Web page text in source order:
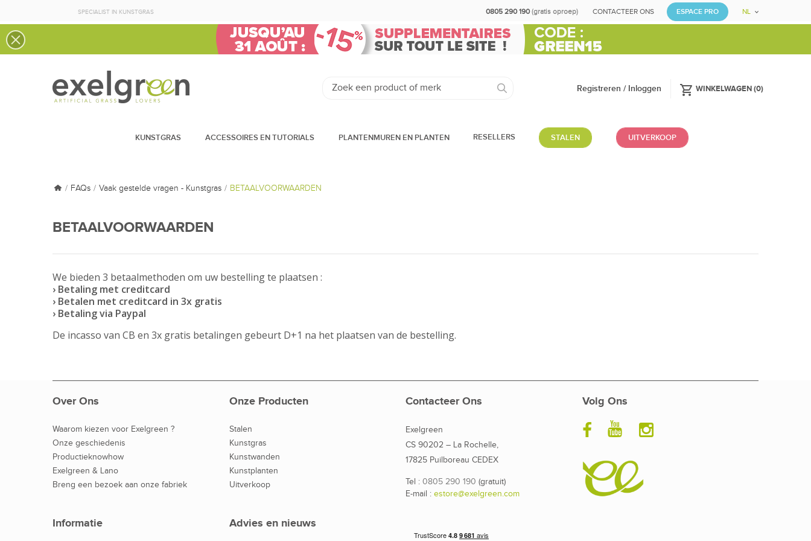
SPECIALIST IN KUNSTGRAS ESPACE PRO
CONTACTEER ONS
0805 290 190(gratis oproep) NL
shopping_cart WINKELWAGEN(0)
Registreren / Inloggen
KUNSTGRAS ACCESSOIRES EN TUTORIALS PLANTENMUREN EN PLANTEN RESELLERS STALEN UITVERKOOP
FAQs Vaak gestelde vragen - Kunstgras BETAALVOORWAARDEN
BETAALVOORWAARDEN
We bieden 3 betaalmethoden om uw bestelling te plaatsen :
› Betaling met creditcard
› Betalen met creditcard in 3x gratis
› Betaling via Paypal
De incasso van CB en 3x gratis betalingen gebeurt D+1 na het plaatsen van de bestelling.
Over Ons
Waarom kiezen voor Exelgreen ?
Onze geschiedenis
Productieknowhow
Exelgreen & Lano
Breng een bezoek aan onze fabriek
Onze Producten
Stalen
Kunstgras
Kunstwanden
Kunstplanten
Uitverkoop
Contacteer Ons
Exelgreen
CS 90202 – La Rochelle,
17825 Puilboreau CEDEX
Tel : 0805 290 190 (gratuit)
E-mail : estore@exelgreen.com
Volg Ons
Informatie Advies en nieuws